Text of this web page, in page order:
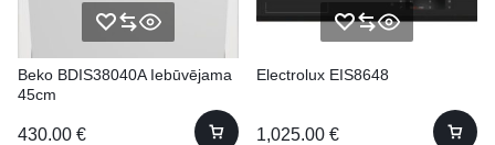
Beko BDIS38040A Iebūvējama
45cm
430.00 €
Electrolux EIS8648
1,025.00 €